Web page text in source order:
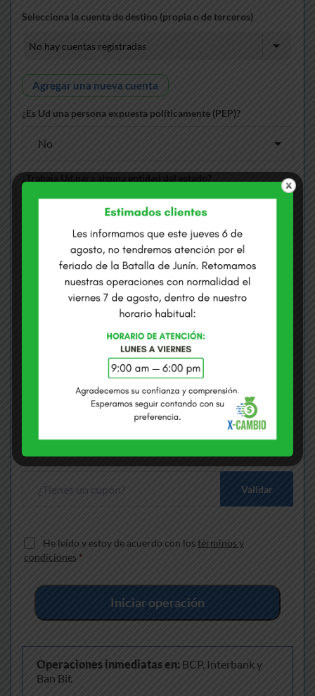
Selecciona la cuenta de destino (propia o de terceros)
Agregar una nueva cuenta
¿Es Ud una persona expuesta políticamente (PEP)?
COMPRAMOS USD
S/3.3735
VENDEMOS USD
S/3.4075
Dólares
Gana S/170.95más que cambiando en bancos
Validar
He leído y estoy de acuerdo con lostérminos y
condiciones*
Iniciar operación
Operaciones inmediatas en: BCP, Interbank y
Ban Bif.